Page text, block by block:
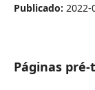
Publicado: 2022-
Páginas